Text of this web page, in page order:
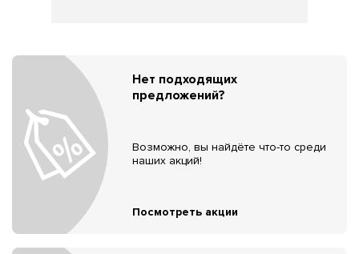
Нет подходящих
предложений?
Возможно, вы найдёте что-то среди
наших акций!
Посмотреть акции